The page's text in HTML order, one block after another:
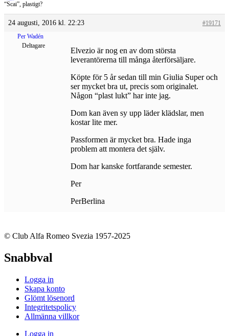
“Scai”, plastigt?
24 augusti, 2016 kl. 22:23
#19171
Per Wadén
Deltagare
Elvezio är nog en av dom största
leverantörerna till många återförsäljare.
Köpte för 5 år sedan till min Giulia Super och
ser mycket bra ut, precis som originalet.
Någon “plast lukt” har inte jag.
Dom kan även sy upp läder klädslar, men
kostar lite mer.
Passformen är mycket bra. Hade inga
problem att montera det själv.
Dom har kanske fortfarande semester.
Per
PerBerlina
© Club Alfa Romeo Svezia 1957-2025
Snabbval
Logga in
Skapa konto
Glömt lösenord
Integritetspolicy
Allmänna villkor
Logga in